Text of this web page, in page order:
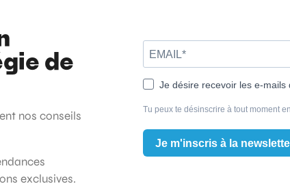
de
nos conseils
exclusives.
Je désire recevoir les e-mails
Tu peux te désinscrire à tout moment
Je m'inscris à la